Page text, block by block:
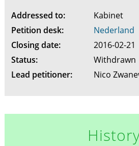
Addressed to:
Kabinet
Petition desk:
Nederland
Closing date:
2016-02-21
Status:
Withdrawn
Lead petitioner:
Nico